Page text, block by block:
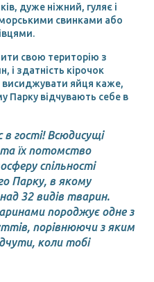
дуже ніжний, гуляє і
морськими свинками або
свою територію з
і здатність кірочок
висиджувати яйця каже,
Парку відчувають себе в
гості! Всюдисущі
та їх потомство
спільності
Парку, в якому
32 видів тварин.
породжує одне з
порівнюючи з яким
коли тобі